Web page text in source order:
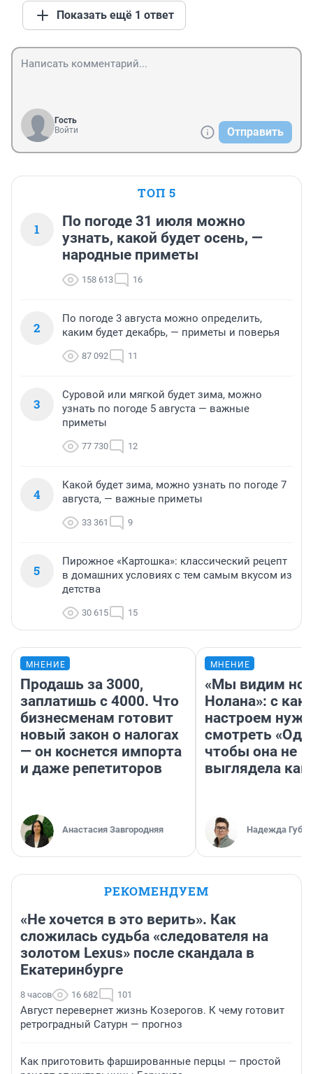
Показать ещё 1 ответ
Гость
Войти
Отправить
ТОП 5
1
По погоде 31 июля можно
узнать, какой будет осень, —
народные приметы
158 613 16
2
По погоде 3 августа можно определить,
каким будет декабрь, — приметы и поверья
87 092 11
3
Суровой или мягкой будет зима, можно
узнать по погоде 5 августа — важные
приметы
77 730 12
4
Какой будет зима, можно узнать по погоде 7
августа, — важные приметы
33 361 9
5
Пирожное «Картошка»: классический рецепт
в домашних условиях с тем самым вкусом из
детства
30 615 15
МНЕНИЕ
Продашь за 3000,
заплатишь с 4000. Что
бизнесменам готовит
новый закон о налогах
— он коснется импорта
и даже репетиторов
Анастасия Завгородняя
МНЕНИЕ
«Мы видим
Нолана»: с
настроем
смотреть
чтобы она не
выглядела как
Надежда
РЕКОМЕНДУЕМ
«Не хочется в это верить». Как
сложилась судьба «следователя на
золотом Lexus» после скандала в
Екатеринбурге
8 часов 16 682 101
Август перевернет жизнь Козерогов. К чему готовит
ретроградный Сатурн — прогноз
Как приготовить фаршированные перцы — простой